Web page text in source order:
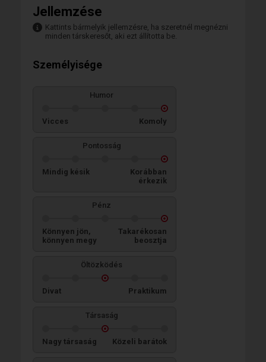
Jellemzése
Kattints bármelyik jellemzésre, ha szeretnél megnézni
minden társkeresőt, aki ezt állította be.
Személyisége
Humor
Vicces Komoly
Pontosság
Mindig késik
Korábban
érkezik
Pénz
Könnyen jön,
könnyen megy
Takarékosan
beosztja
Öltözködés
Divat Praktikum
Társaság
Nagy társaság Közeli barátok